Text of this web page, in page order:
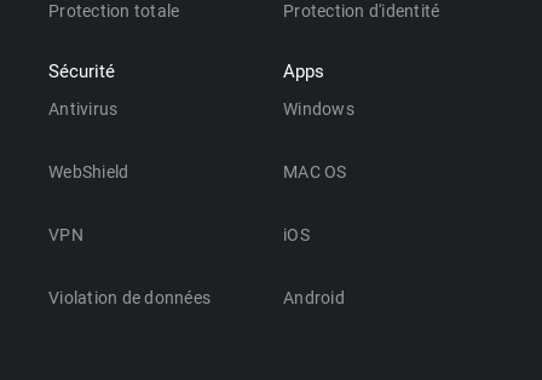
Protection totale
Sécurité
Antivirus
WebShield
VPN
Violation de données
Protection d'identité
Apps
Windows
MAC OS
iOS
Android